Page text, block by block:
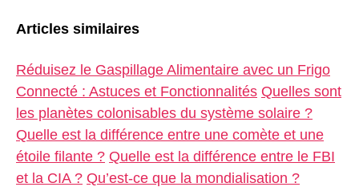
Articles similaires
Réduisez le Gaspillage Alimentaire avec un Frigo
Connecté : Astuces et Fonctionnalités Quelles sont
les planètes colonisables du système solaire ?
Quelle est la différence entre une comète et une
étoile filante ? Quelle est la différence entre le FBI
et la CIA ? Qu’est-ce que la mondialisation ?